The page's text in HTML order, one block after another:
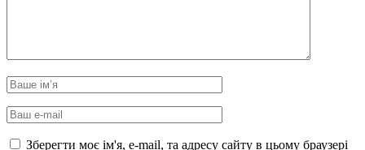
Зберегти моє ім'я, e-mail, та адресу сайту в цьому браузері